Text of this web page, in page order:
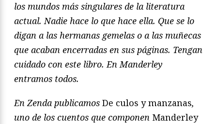
los mundos más singulares de la literatura
actual. Nadie hace lo que hace ella. Que se lo
digan a las hermanas gemelas o a las muñecas
que acaban encerradas en sus páginas. Tengan
cuidado con este libro. En Manderley
entramos todos.
En Zenda publicamos De culos y manzanas,
uno de los cuentos que componen Manderley